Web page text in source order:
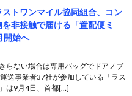
ストワンマイル協同組合、コン
非接触で届ける「置配便ミ
開始へ
らない場合は専用バッグでドアノブ
送事業者37社が参加している「ラス
は9月4日、首都[…]